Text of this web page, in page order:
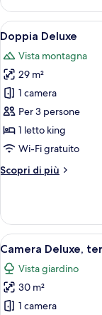
terrazzo,
vista
giardino
(Master)
Apri
tutte
le
foto
per
Doppia
Deluxe
3
Doppia Deluxe
Vista montagna
29 m²
1 camera
Per 3 persone
1 letto king
Wi-Fi gratuito
Scopri di più
Altri
Deluxe
Apri
tutte
le
foto
per
2
Camera Deluxe,
Vista giardino
30 m²
1 camera